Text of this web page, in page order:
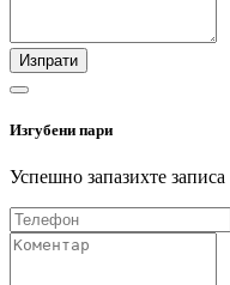
Изпрати
Изгубени пари
Успешно запазихте записа